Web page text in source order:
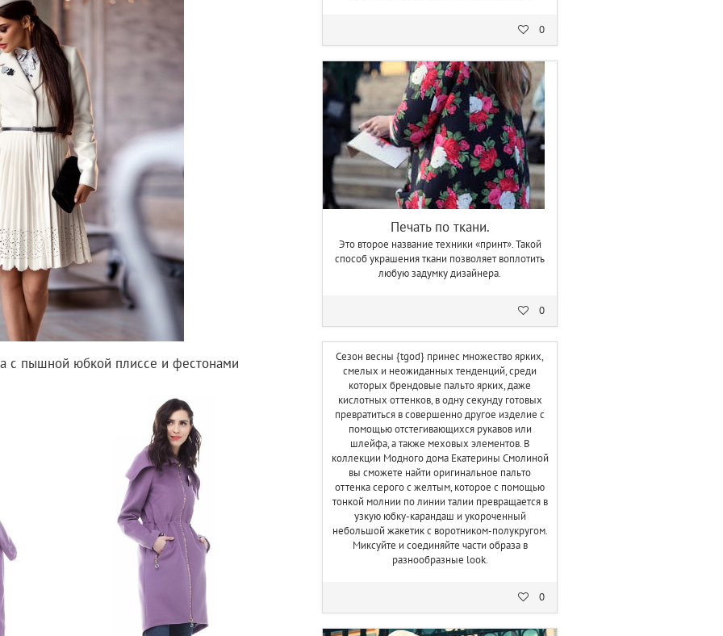
0
с пышной юбкой плиссе и фестонами
Печать по ткани.
Это второе название техники «принт». Такой
способ украшения ткани позволяет воплотить
любую задумку дизайнера.
0
Сезон весны {tgod} принес множество ярких,
смелых и неожиданных тенденций, среди
которых брендовые пальтоярких, даже
кислотных оттенков, в одну секунду готовых
превратиться в совершенно другое изделие с
помощью отстегивающихся рукавов или
шлейфа, а также меховых элементов. В
коллекции Модного дома Екатерины Смолиной
вы сможете найти оригинальное пальто
оттенка серого с желтым, которое с помощью
тонкой молнии по линии талии превращается в
узкую юбку-карандаш и укороченный
небольшой жакетик с воротником-полукругом.
Миксуйте и соединяйте части образа в
разнообразные look.
0